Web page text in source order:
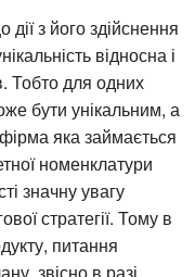
з його здійснення
відносна і
Тобто для одних
бути унікальним, а
яка займається
номенклатури
значну увагу
стратегії. Тому в
питання